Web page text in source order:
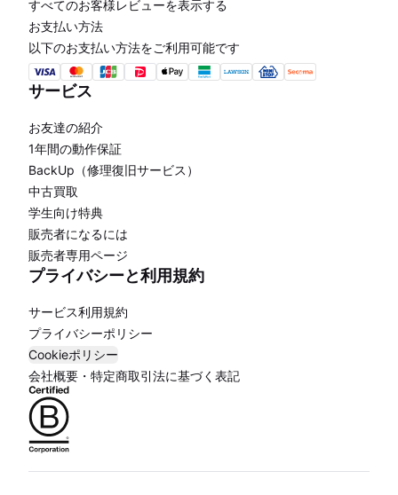
すべてのお客様レビューを表示する
お支払い方法
以下のお支払い方法をご利用可能です
サービス
お友達の紹介
1年間の動作保証
BackUp（修理復旧サービス）
中古買取
学生向け特典
販売者になるには
販売者専用ページ
プライバシーと利用規約
サービス利用規約
プライバシーポリシー
Cookieポリシー
会社概要・特定商取引法に基づく表記